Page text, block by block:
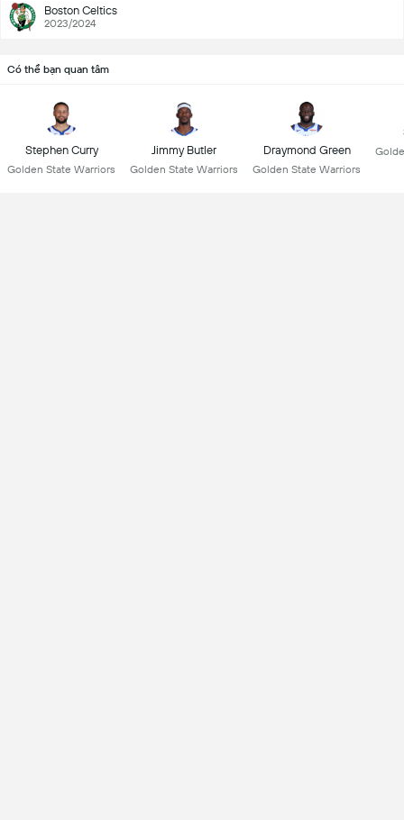
Boston Celtics
2023/2024
Có thể bạn quan tâm
Stephen Curry
Golden State Warriors
Jimmy Butler
Golden State Warriors
Draymond Green
Golden State Warriors